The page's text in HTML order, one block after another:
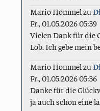
Mario Hommel zu
Fr., 01.05.2026 05:39
Vielen Dank für die
Lob. Ich gebe mein
Mario Hommel zu
Fr., 01.05.2026 05:36
Danke für die
ja auch schon eine